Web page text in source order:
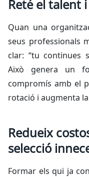
Reté el talent
Quan una
seus professionals
clar: “tu continues
Això genera un
compromís amb el
rotació i augmenta
Redueix
selecció
Formar els qui ja